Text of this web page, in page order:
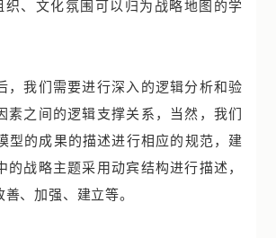
织、文化氛围可以归为战略地图的学
，我们需要进行深入的逻辑分析和验
素之间的逻辑支撑关系，当然，我们
型的成果的描述进行相应的规范，建
的战略主题采用动宾结构进行描述，
、加强、建立等。